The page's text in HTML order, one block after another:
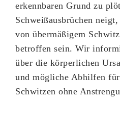
ZUM NEWSLETTER
10% RABATT
erkennbaren Grund zu
Schweißausbrüchen
von übermäßigem
betroffen sein. Wir
über die körperlichen
und mögliche Abhilfen
Schwitzen ohne